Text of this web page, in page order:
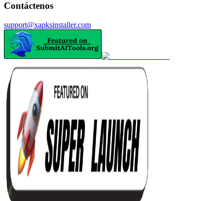
Contáctenos
support@xapksinstaller.com